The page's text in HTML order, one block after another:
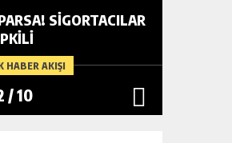
HABER AKIŞI
SIGORTACILAR
/10